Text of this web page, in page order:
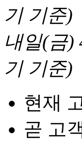
기 기준)
내일(금)
기 기준)
현재
곧 고